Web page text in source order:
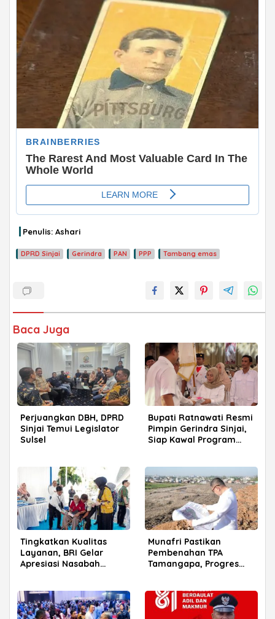
ADVERTISEMENT
Penulis: Ashari
DPRD Sinjai Gerindra PAN PPP Tambang emas
Baca Juga
Perjuangkan DBH, DPRD
Sinjai Temui Legislator
Sulsel
Bupati Ratnawati Resmi
Pimpin Gerindra Sinjai,
Siap Kawal Program
Tingkatkan Kualitas
Layanan, BRI Gelar
Apresiasi Nasabah
Munafri Pastikan
Pembenahan TPA
Tamangapa, Progres